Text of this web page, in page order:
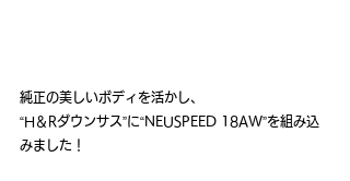
純正の美しいボディを活かし、
“H＆Rダウンサス”に“NEUSPEED 18AW”を組み込
みました！